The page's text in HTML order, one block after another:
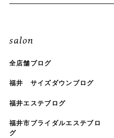
salon
全店舗ブログ
福井 サイズダウンブログ
福井エステブログ
福井市ブライダルエステブロ
グ